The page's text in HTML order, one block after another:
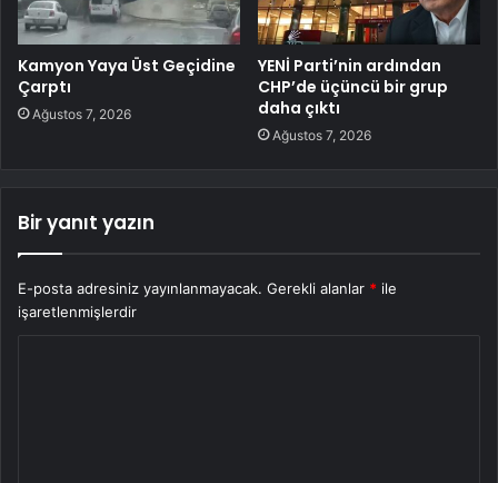
Kamyon Yaya Üst Geçidine
Çarptı
Ağustos 7, 2026
YENİ Parti’nin ardından
CHP’de üçüncü bir grup
daha çıktı
Ağustos 7, 2026
Bir yanıt yazın
E-posta adresiniz yayınlanmayacak. Gerekli alanlar * ile
işaretlenmişlerdir